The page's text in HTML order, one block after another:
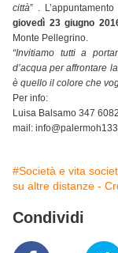
città” . L’appuntamento
giovedì 23 giugno
Monte Pellegrino.
“Invitiamo tutti a
d’acqua per affrontare
è quello il colore che
Per info:
Luisa Balsamo 347
mail:
#Società e vita
su altre distanze -
Condividi